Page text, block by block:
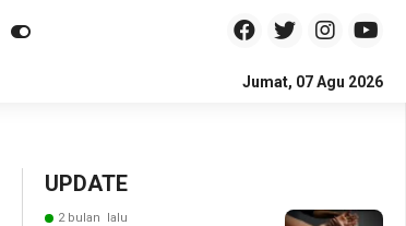
Jumat, 07 Agu 2026
UPDATE
2 bulan lalu